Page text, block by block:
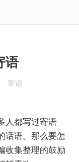
语
寄语
都写过寄语
话语。那么要怎
收集整理的鼓励